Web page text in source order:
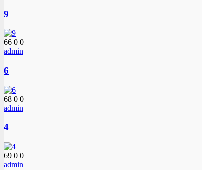
9
66 0 0
admin
6
68 0 0
admin
4
69 0 0
admin